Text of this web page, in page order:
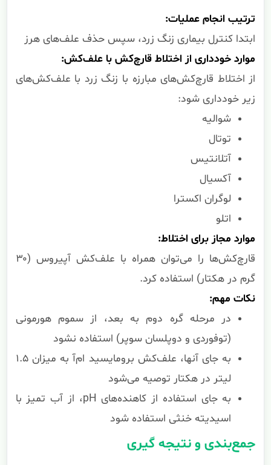
ترتیب انجام عملیات:
ابتدا کنترل بیماری زنگ زرد، سپس حذف علف‌های هرز
موارد خودداری از اختلاط قارچ‌کش با علف‌کش:
از اختلاط قارچ‌کش‌های مبارزه با زنگ زرد با علف‌کش‌های
زیر خودداری شود:
شوالیه
توتال
آتلانتیس
آکسیال
لوگران اکسترا
اتلو
موارد مجاز برای اختلاط:
قارچ‌کش‌ها را می‌توان همراه با علف‌کش آپیروس (۳۰
گرم در هکتار) استفاده کرد.
نکات مهم:
در مرحله گره دوم به بعد، از سموم هورمونی
(توفوردی و دوپلسان سوپر) استفاده نشود
به جای آنها، علف‌کش برومایسید ام‌آ به میزان ۱.۵
لیتر در هکتار توصیه می‌شود
به جای استفاده از کاهنده‌های pH، از آب تمیز با
اسیدیته خنثی استفاده شود
جمع‌بندی و نتیجه گیری